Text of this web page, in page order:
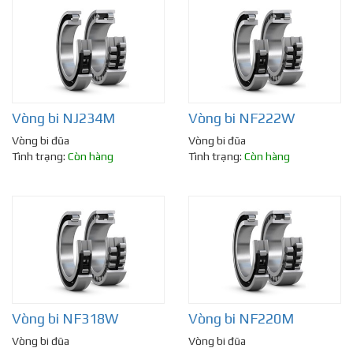
Vòng bi NJ234M
Vòng bi đũa
Tình trạng: Còn hàng
Vòng bi NF222W
Vòng bi đũa
Tình trạng: Còn hàng
Vòng bi NF318W
Vòng bi đũa
Vòng bi NF220M
Vòng bi đũa